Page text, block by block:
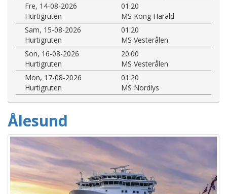
Fre, 14-08-2026
01:20
Hurtigruten
MS Kong Harald
Sam, 15-08-2026
01:20
Hurtigruten
MS Vesterålen
Son, 16-08-2026
20:00
Hurtigruten
MS Vesterålen
Mon, 17-08-2026
01:20
Hurtigruten
MS Nordlys
Ålesund